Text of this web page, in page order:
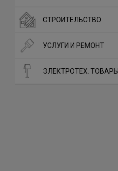
СТРОИТЕЛЬСТВО
УСЛУГИ И РЕМОНТ
ЭЛЕКТРОТЕХ. ТОВАРЫ